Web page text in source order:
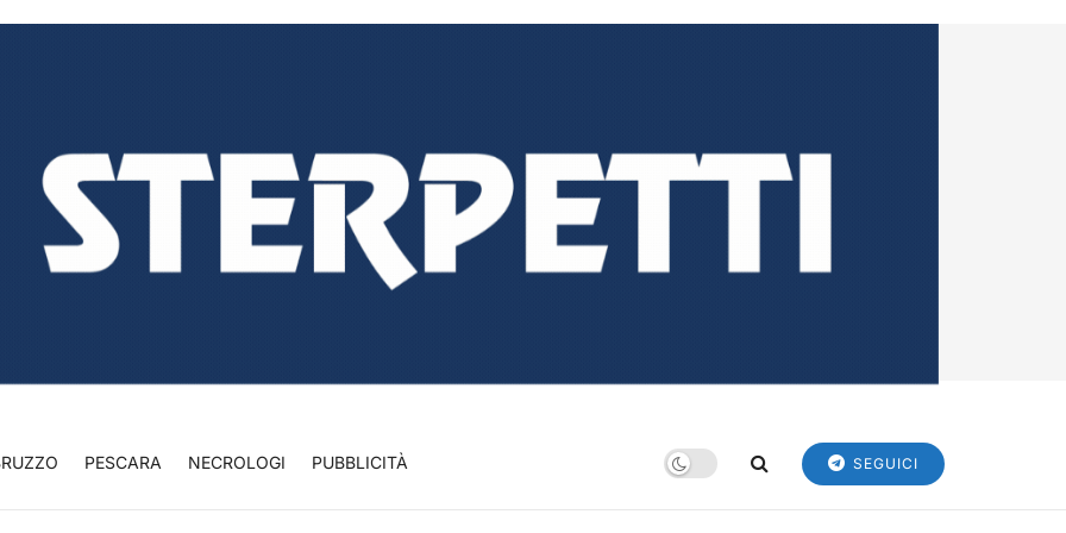
PESCARA NECROLOGI PUBBLICITÀ SEGUICI